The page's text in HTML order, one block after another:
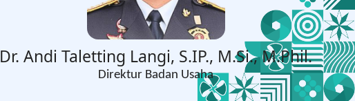
Dr. Andi Taletting Langi, S.IP., M.Si., M.Phil.
Direktur Badan Usaha